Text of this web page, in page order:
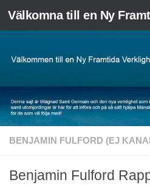
Skip to content
BENJAMIN FULFORD (EJ
Benjamin Fulford